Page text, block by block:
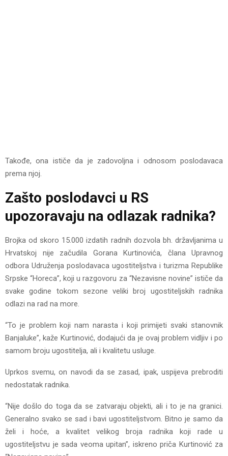
Takođe, ona ističe da je zadovoljna i odnosom poslodavaca
prema njoj.
Zašto poslodavci u RS
upozoravaju na odlazak radnika?
Brojka od skoro 15.000 izdatih radnih dozvola bh. državljanima u
Hrvatskoj nije začudila Gorana Kurtinovića, člana Upravnog
odbora Udruženja poslodavaca ugostiteljstva i turizma Republike
Srpske “Horeca”, koji u razgovoru za “Nezavisne novine” ističe da
svake godine tokom sezone veliki broj ugostiteljskih radnika
odlazi na rad na more.
“To je problem koji nam narasta i koji primijeti svaki stanovnik
Banjaluke”, kaže Kurtinović, dodajući da je ovaj problem vidljiv i po
samom broju ugostitelja, ali i kvalitetu usluge.
Uprkos svemu, on navodi da se zasad, ipak, uspijeva prebroditi
nedostatak radnika.
“Nije došlo do toga da se zatvaraju objekti, ali i to je na granici.
Generalno svako se sad i bavi ugostiteljstvom. Bitno je samo da
želi i hoće, a kvalitet velikog broja radnika koji rade u
ugostiteljstvu je sada veoma upitan”, iskreno priča Kurtinović za